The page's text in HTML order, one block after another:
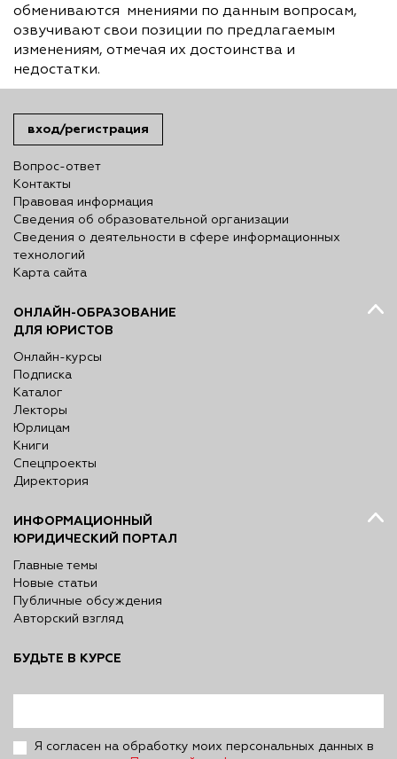
обмениваются мнениями по данным вопросам,
озвучивают свои позиции по предлагаемым
изменениям, отмечая их достоинства и
недостатки.
вход/регистрация
Вопрос-ответ
Контакты
Правовая информация
Сведения об образовательной организации
Сведения о деятельности в сфере информационных
технологий
Карта сайта
ОНЛАЙН-ОБРАЗОВАНИЕ
ДЛЯ ЮРИСТОВ
Онлайн-курсы
Подписка
Каталог
Лекторы
Юрлицам
Книги
Спецпроекты
Директория
ИНФОРМАЦИОННЫЙ
ЮРИДИЧЕСКИЙ ПОРТАЛ
Главные темы
Новые статьи
Публичные обсуждения
Авторский взгляд
БУДЬТЕ В КУРСЕ
Я согласен на обработку моих персональных данных в